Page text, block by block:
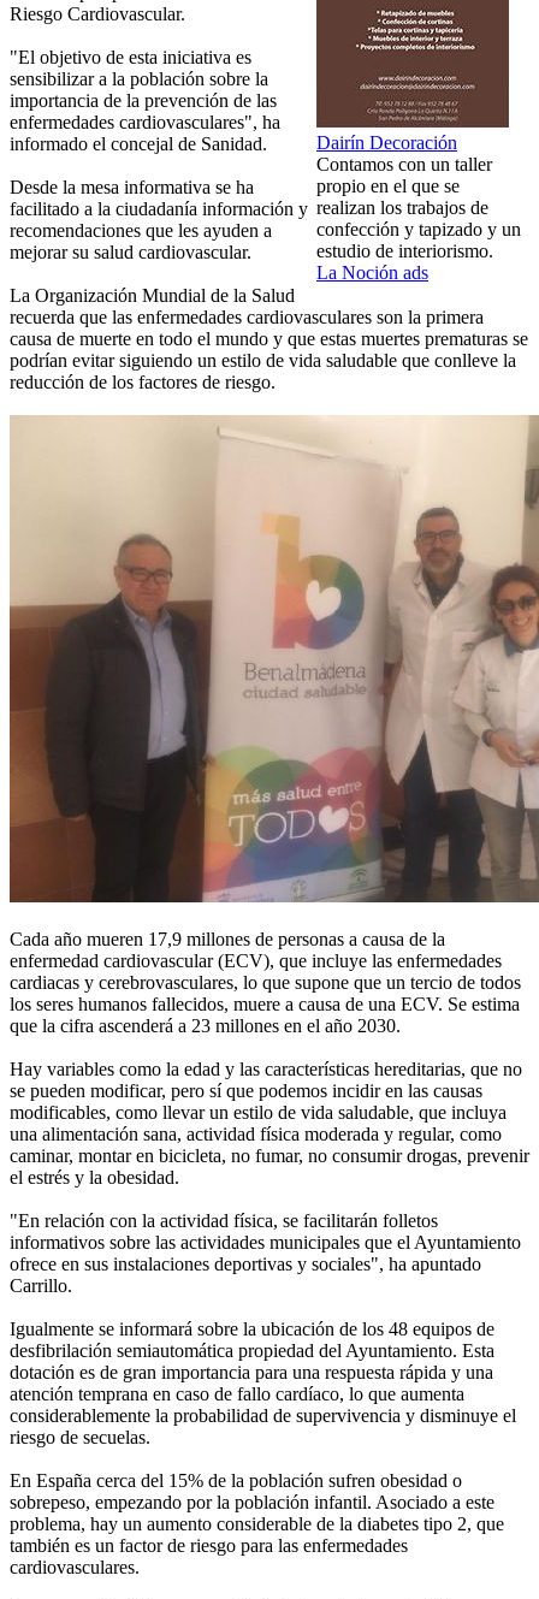
Dairín Decoración
Contamos con un taller
propio en el que se
realizan los trabajos de
confección y tapizado y un
estudio de interiorismo.
La Noción ads
Riesgo Cardiovascular.
"El objetivo de esta iniciativa es
sensibilizar a la población sobre la
importancia de la prevención de las
enfermedades cardiovasculares", ha
informado el concejal de Sanidad.
Desde la mesa informativa se ha
facilitado a la ciudadanía información y
recomendaciones que les ayuden a
mejorar su salud cardiovascular.
La Organización Mundial de la Salud
recuerda que las enfermedades cardiovasculares son la primera
causa de muerte en todo el mundo y que estas muertes prematuras se
podrían evitar siguiendo un estilo de vida saludable que conlleve la
reducción de los factores de riesgo.
Cada año mueren 17,9 millones de personas a causa de la
enfermedad cardiovascular (ECV), que incluye las enfermedades
cardiacas y cerebrovasculares, lo que supone que un tercio de todos
los seres humanos fallecidos, muere a causa de una ECV. Se estima
que la cifra ascenderá a 23 millones en el año 2030.
Hay variables como la edad y las características hereditarias, que no
se pueden modificar, pero sí que podemos incidir en las causas
modificables, como llevar un estilo de vida saludable, que incluya
una alimentación sana, actividad física moderada y regular, como
caminar, montar en bicicleta, no fumar, no consumir drogas, prevenir
el estrés y la obesidad.
"En relación con la actividad física, se facilitarán folletos
informativos sobre las actividades municipales que el Ayuntamiento
ofrece en sus instalaciones deportivas y sociales", ha apuntado
Carrillo.
Igualmente se informará sobre la ubicación de los 48 equipos de
desfibrilación semiautomática propiedad del Ayuntamiento. Esta
dotación es de gran importancia para una respuesta rápida y una
atención temprana en caso de fallo cardíaco, lo que aumenta
considerablemente la probabilidad de supervivencia y disminuye el
riesgo de secuelas.
En España cerca del 15% de la población sufren obesidad o
sobrepeso, empezando por la población infantil. Asociado a este
problema, hay un aumento considerable de la diabetes tipo 2, que
también es un factor de riesgo para las enfermedades
cardiovasculares.